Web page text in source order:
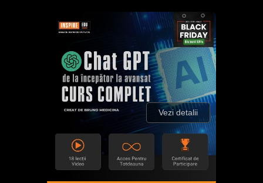
Vezi detalii